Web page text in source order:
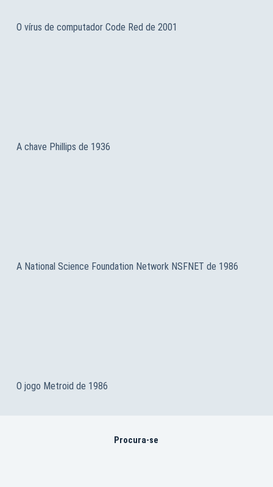
O vírus de computador Code Red de 2001
A chave Phillips de 1936
A National Science Foundation Network NSFNET de 1986
O jogo Metroid de 1986
Procura-se